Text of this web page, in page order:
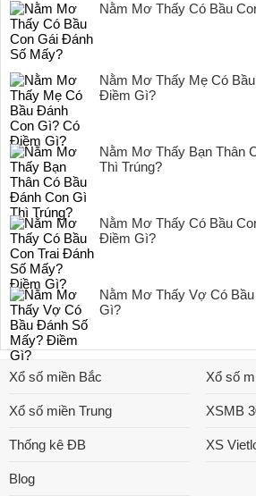
Nằm Mơ Thấy Có Bầu
Nằm Mơ Thấy Mẹ Có
Điềm Gì?
Nằm Mơ Thấy Bạn Thân
Thì Trúng?
Nằm Mơ Thấy Có Bầu
Điềm Gì?
Nằm Mơ Thấy Vợ Có
Gì?
Xổ số miền Bắc Xổ số
Xổ số miền Trung XSMB
Thống kê ĐB XS
Blog